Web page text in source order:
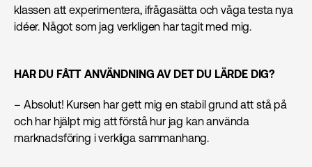
klassen att experimentera, ifrågasätta och våga testa nya
idéer. Något som jag verkligen har tagit med mig.
HAR DU FÅTT ANVÄNDNING AV DET DU LÄRDE DIG?
– Absolut! Kursen har gett mig en stabil grund att stå på
och har hjälpt mig att förstå hur jag kan använda
marknads­föring i verkliga sammanhang.